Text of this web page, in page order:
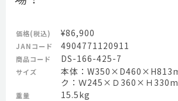
価格(税込) ¥86,900
JANコード 4904771120911
商品コード DS-166-425-7
サイズ
本体：
ク：Ｗ245×Ｄ360×Ｈ
重量 15.5kg